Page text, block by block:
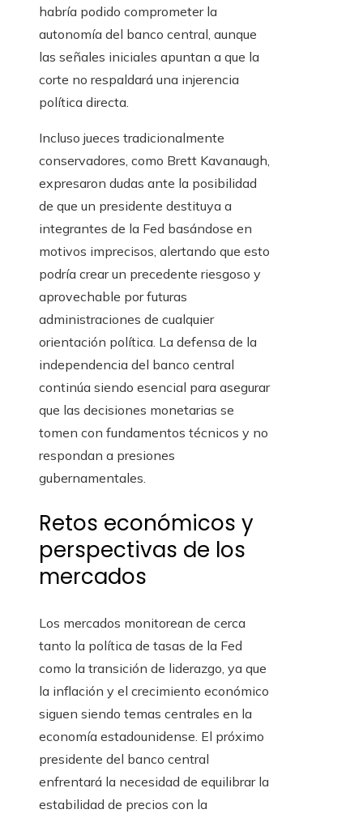
habría podido comprometer la
autonomía del banco central, aunque
las señales iniciales apuntan a que la
corte no respaldará una injerencia
política directa.
Incluso jueces tradicionalmente
conservadores, como Brett Kavanaugh,
expresaron dudas ante la posibilidad
de que un presidente destituya a
integrantes de la Fed basándose en
motivos imprecisos, alertando que esto
podría crear un precedente riesgoso y
aprovechable por futuras
administraciones de cualquier
orientación política. La defensa de la
independencia del banco central
continúa siendo esencial para asegurar
que las decisiones monetarias se
tomen con fundamentos técnicos y no
respondan a presiones
gubernamentales.
Retos económicos y
perspectivas de los
mercados
Los mercados monitorean de cerca
tanto la política de tasas de la Fed
como la transición de liderazgo, ya que
la inflación y el crecimiento económico
siguen siendo temas centrales en la
economía estadounidense. El próximo
presidente del banco central
enfrentará la necesidad de equilibrar la
estabilidad de precios con la